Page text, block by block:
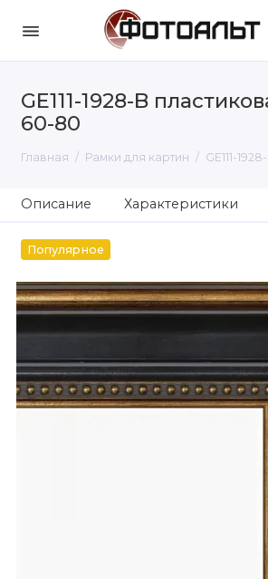
GE111-1928-B
60-80
Главная Рамки для картин GE111-
Описание Характеристики
Популярное